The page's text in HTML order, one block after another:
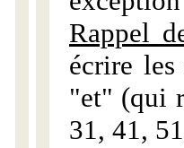
Rappel
écrire
"et" (qui
31, 41,